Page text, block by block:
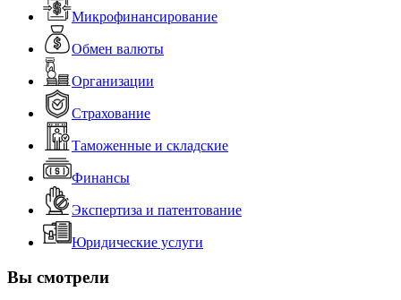
Микрофинансирование
Обмен валюты
Организации
Страхование
Таможенные и складские
Финансы
Экспертиза и патентование
Юридические услуги
Вы смотрели